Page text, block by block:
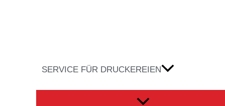
SERVICE FÜR DRUCKEREIEN
Menü